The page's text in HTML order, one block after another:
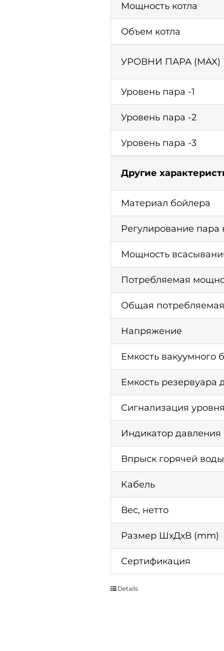
Мощность котла
Объем котла
УРОВНИ ПАРА (MAX)
Уровень пара -1
Уровень пара -2
Уровень пара -3
Другие
Материал бойлера
Регулирование
Мощность
Потребляемая
Общая
Напряжение
Емкость вакуумного
Емкость резервуара
Сигнализация
Индикатор давления
Впрыск горячей
Кабель
Вес, нетто
Размер ШхДхВ (mm)
Сертификация
Details